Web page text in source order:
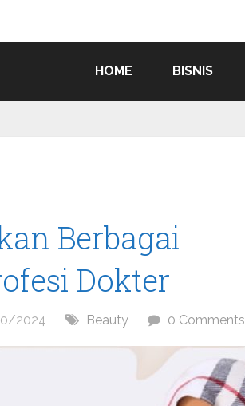
HOME BISNIS
Berbagai
Dokter
2024 Beauty 0 Comments